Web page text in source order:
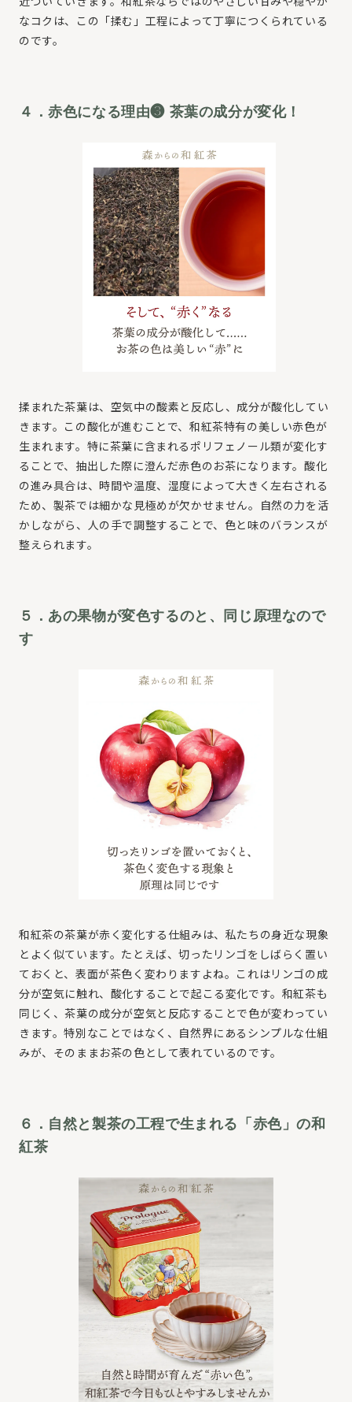
なコクは、この「揉む」工程によって丁寧につくられている
のです。
４．赤色になる理由❸ 茶葉の成分が変化！
揉まれた茶葉は、空気中の酸素と反応し、成分が酸化してい
きます。この酸化が進むことで、和紅茶特有の美しい赤色が
生まれます。特に茶葉に含まれるポリフェノール類が変化す
ることで、抽出した際に澄んだ赤色のお茶になります。酸化
の進み具合は、時間や温度、湿度によって大きく左右される
ため、製茶では細かな見極めが欠かせません。自然の力を活
かしながら、人の手で調整することで、色と味のバランスが
整えられます。
５．あの果物が変色するのと、同じ原理なので
す
和紅茶の茶葉が赤く変化する仕組みは、私たちの身近な現象
とよく似ています。たとえば、切ったリンゴをしばらく置い
ておくと、表面が茶色く変わりますよね。これはリンゴの成
分が空気に触れ、酸化することで起こる変化です。和紅茶も
同じく、茶葉の成分が空気と反応することで色が変わってい
きます。特別なことではなく、自然界にあるシンプルな仕組
みが、そのままお茶の色として表れているのです。
６．自然と製茶の工程で生まれる「赤色」の和
紅茶